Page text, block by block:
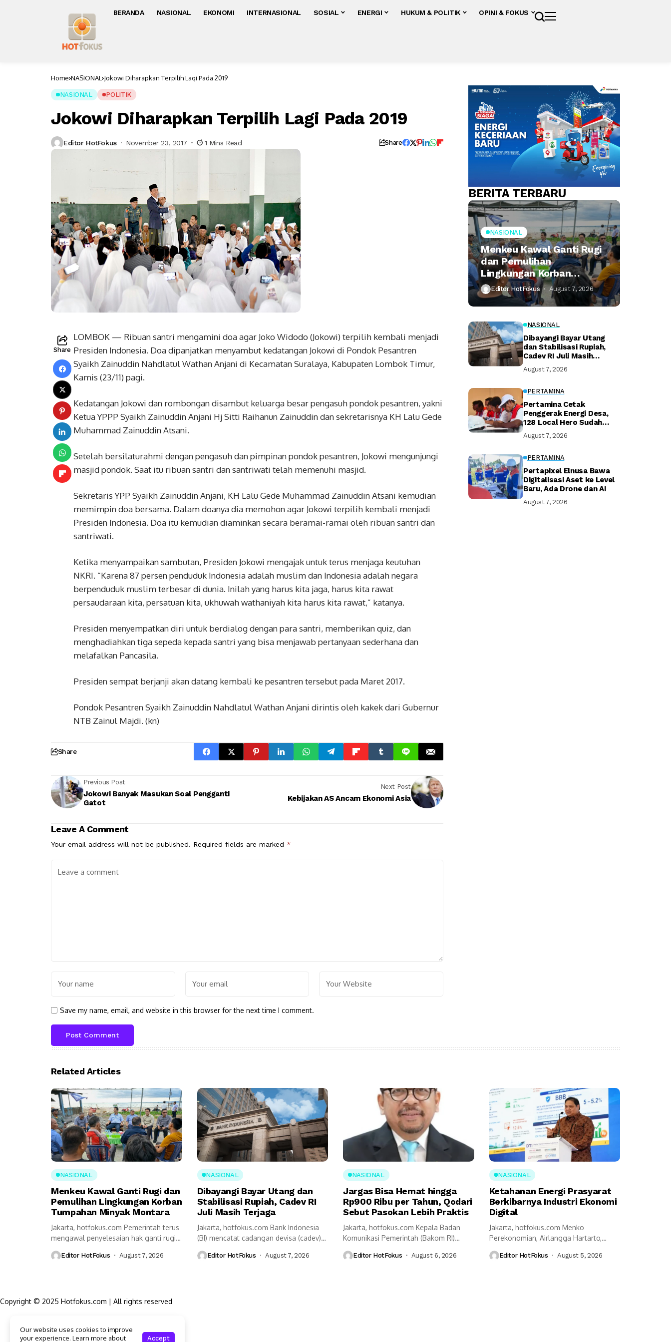
BERANDA NASIONAL EKONOMI INTERNASIONAL SOSIAL ENERGI HUKUM & POLITIK OPINI & FOKUS
Home NASIONAL Jokowi Diharapkan Terpilih Lagi Pada 2019
NASIONAL POLITIK
Jokowi Diharapkan Terpilih Lagi Pada 2019
Editor HotFokus November 23, 2017 1 Mins Read Share
Share
LOMBOK — Ribuan santri mengamini doa agar Joko Widodo (Jokowi) terpilih kembali menjadi
Presiden Indonesia. Doa dipanjatkan menyambut kedatangan Jokowi di Pondok Pesantren
Syaikh Zainuddin Nahdlatul Wathan Anjani di Kecamatan Suralaya, Kabupaten Lombok Timur,
Kamis (23/11) pagi.
Kedatangan Jokowi dan rombongan disambut keluarga besar pengasuh pondok pesantren, yakni
Ketua YPPP Syaikh Zainuddin Anjani Hj Sitti Raihanun Zainuddin dan sekretarisnya KH Lalu Gede
Muhammad Zainuddin Atsani.
Setelah bersilaturahmi dengan pengasuh dan pimpinan pondok pesantren, Jokowi mengunjungi
masjid pondok. Saat itu ribuan santri dan santriwati telah memenuhi masjid.
Sekretaris YPP Syaikh Zainuddin Anjani, KH Lalu Gede Muhammad Zainuddin Atsani kemudian
memimpin doa bersama. Dalam doanya dia memohon agar Jokowi terpilih kembali menjadi
Presiden Indonesia. Doa itu kemudian diaminkan secara beramai-ramai oleh ribuan santri dan
santriwati.
Ketika menyampaikan sambutan, Presiden Jokowi mengajak untuk terus menjaga keutuhan
NKRI. “Karena 87 persen penduduk Indonesia adalah muslim dan Indonesia adalah negara
berpenduduk muslim terbesar di dunia. Inilah yang harus kita jaga, harus kita rawat
persaudaraan kita, persatuan kita, ukhuwah wathaniyah kita harus kita rawat,” katanya.
Presiden menyempatkan diri untuk berdialog dengan para santri, memberikan quiz, dan
menghadiahkan tiga sepeda kepada santri yang bisa menjawab pertanyaan sederhana dan
melafalkan Pancasila.
Presiden sempat berjanji akan datang kembali ke pesantren tersebut pada Maret 2017.
Pondok Pesantren Syaikh Zainuddin Nahdlatul Wathan Anjani dirintis oleh kakek dari Gubernur
NTB Zainul Majdi. (kn)
Share
Previous Post
Jokowi Banyak Masukan Soal Pengganti
Gatot
Next Post
Kebijakan AS Ancam Ekonomi Asia
Leave A Comment
Your email address will not be published. Required fields are marked *
Save my name, email, and website in this browser for the next time I comment.
BERITA TERBARU
NASIONAL
Menkeu Kawal Ganti Rugi
dan Pemulihan
Lingkungan Korban
Tumpahan Minyak
Montara
Editor HotFokus August 7, 2026
NASIONAL
Dibayangi Bayar Utang
dan Stabilisasi Rupiah,
Cadev RI Juli Masih
August 7, 2026
PERTAMINA
Pertamina Cetak
Penggerak Energi Desa,
128 Local Hero Sudah
August 7, 2026
PERTAMINA
Pertapixel Elnusa Bawa
Digitalisasi Aset ke Level
Baru, Ada Drone dan AI
August 7, 2026
Related Articles
NASIONAL
Menkeu Kawal Ganti Rugi dan
Pemulihan Lingkungan Korban
Tumpahan Minyak Montara
Jakarta, hotfokus.com Pemerintah terus
mengawal penyelesaian hak ganti rugi
Editor HotFokus August 7, 2026
NASIONAL
Dibayangi Bayar Utang dan
Stabilisasi Rupiah, Cadev RI
Juli Masih Terjaga
Jakarta, hotfokus.com Bank Indonesia
(BI) mencatat cadangan devisa (cadev)
Editor HotFokus August 7, 2026
NASIONAL
Jargas Bisa Hemat hingga
Rp900 Ribu per Tahun, Qodari
Sebut Pasokan Lebih Praktis
Jakarta, hotfokus.com Kepala Badan
Komunikasi Pemerintah (Bakom RI)
sejumlah...
Editor HotFokus August 6, 2026
NASIONAL
Ketahanan Energi Prasyarat
Berkibarnya Industri Ekonomi
Digital
Jakarta, hotfokus.com Menko
Perekonomian, Airlangga Hartarto,
prasyarat utama...
Editor HotFokus August 5, 2026
Copyright © 2025 Hotfokus.com | All rights reserved
Struktur Organisasi
Our website uses cookies to improve
your experience. Learn more about
Accept